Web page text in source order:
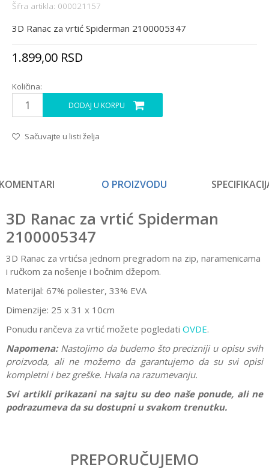
Šifra artikla: 000021157
3D Ranac za vrtić Spiderman 2100005347
1.899,00 RSD
Količina:
DODAJ U KORPU
Sačuvajte u listi želja
O PROIZVODU
3D Ranac za vrtić Spiderman
2100005347
3D Ranac za vrtićsa jednom pregradom na zip, naramenicama
i ručkom za nošenje i bočnim džepom.
Materijal: 67% poliester, 33% EVA
Dimenzije: 25 x 31 x 10cm
Ponudu rančeva za vrtić možete pogledati OVDE.
Napomena: Nastojimo da budemo što precizniji u opisu svih
proizvoda, ali ne možemo da garantujemo da su svi opisi
kompletni i bez greške. Hvala na razumevanju.
Svi artikli prikazani na sajtu su deo naše ponude, ali ne
podrazumeva da su dostupni u svakom trenutku.
Dečaci
PREPORUČUJEMO